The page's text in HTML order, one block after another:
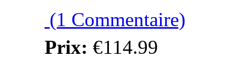
(1 Commentaire)
Prix: €114.99